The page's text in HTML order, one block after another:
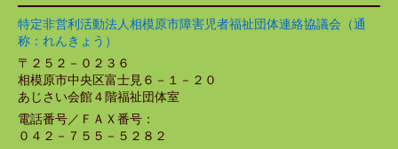
特定非営利活動法人相模原市障害児者福祉団体連絡協議会（通
称：れんきょう）
〒２５２－０２３６
相模原市中央区富士見６－１－２０
あじさい会館４階福祉団体室
電話番号／ＦＡＸ番号：
０４２－７５５－５２８２